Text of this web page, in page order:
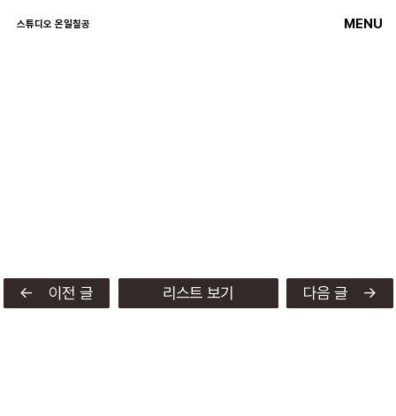
스튜디오 온일칠공 MENU
← 이전 글 리스트 보기 다음 글 →